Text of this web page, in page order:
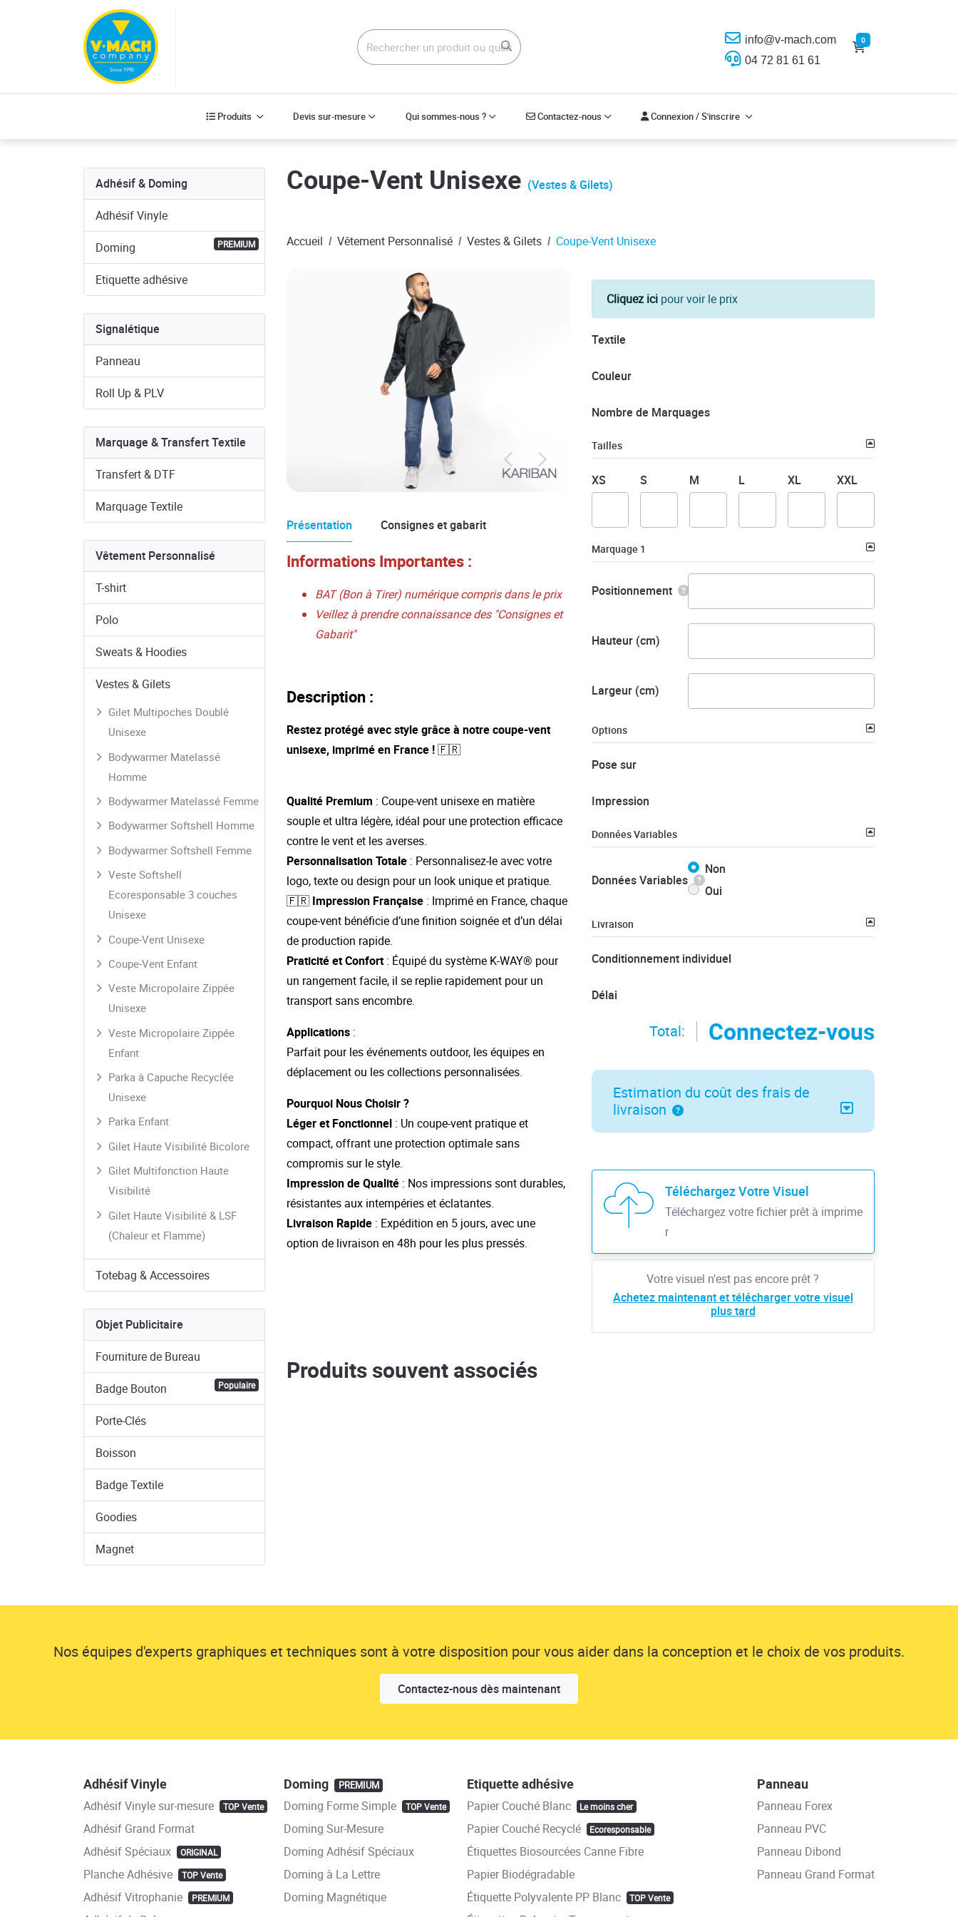
info@v-mach.com
04 72 81 61 61
0
Produits
Produits Devis sur-mesure Qui sommes-nous ? Contactez-nous
Contactez-nous Connexion / S'inscrire
Connexion / S'inscrire
Adhésif & Doming
Adhésif Vinyle
Doming PREMIUM
Etiquette adhésive
Signalétique
Panneau
Roll Up & PLV
Marquage & Transfert Textile
Transfert & DTF
Marquage Textile
Vêtement Personnalisé
T-shirt
Polo
Sweats & Hoodies
Vestes & Gilets
Gilet Multipoches Doublé
Unisexe
Bodywarmer Matelassé
Homme
Bodywarmer Matelassé Femme
Bodywarmer Softshell Homme
Bodywarmer Softshell Femme
Veste Softshell
Ecoresponsable 3 couches
Unisexe
Coupe-Vent Unisexe
Coupe-Vent Enfant
Veste Micropolaire Zippée
Unisexe
Veste Micropolaire Zippée
Enfant
Parka à Capuche Recyclée
Unisexe
Parka Enfant
Gilet Haute Visibilité Bicolore
Gilet Multifonction Haute
Visibilité
Gilet Haute Visibilité & LSF
(Chaleur et Flamme)
Totebag & Accessoires
Objet Publicitaire
Fourniture de Bureau
Badge Bouton Populaire
Porte-Clés
Boisson
Badge Textile
Goodies
Magnet
Coupe-Vent Unisexe (Vestes & Gilets)
Accueil Vêtement Personnalisé Vestes & Gilets Coupe-Vent Unisexe
Présentation Consignes et gabarit
Informations Importantes :
BAT (Bon à Tirer) numérique compris dans le prix
Veillez à prendre connaissance des "Consignes et
Gabarit"
Description :
Restez protégé avec style grâce à notre coupe-vent
unisexe, imprimé en France ! 🇫🇷
Qualité Premium : Coupe-vent unisexe en matière
souple et ultra légère, idéal pour une protection efficace
contre le vent et les averses.
Personnalisation Totale : Personnalisez-le avec votre
logo, texte ou design pour un look unique et pratique.
🇫🇷 Impression Française : Imprimé en France, chaque
coupe-vent bénéficie d’une finition soignée et d’un délai
de production rapide.
Praticité et Confort: Équipé du système K-WAY® pour
un rangement facile, il se replie rapidement pour un
transport sans encombre.
Applications :
Parfait pour les événements outdoor, les équipes en
déplacement ou les collections personnalisées.
Pourquoi Nous Choisir ?
Léger et Fonctionnel : Un coupe-vent pratique et
compact, offrant une protection optimale sans
compromis sur le style.
Impression de Qualité : Nos impressions sont durables,
résistantes aux intempéries et éclatantes.
Livraison Rapide : Expédition en 5 jours, avec une
option de livraison en 48h pour les plus pressés.
Cliquez icipour voir le prix
Textile
Couleur
Nombre de Marquages
Tailles
XS S M L XL XXL
Marquage 1
Positionnement
Hauteur (cm)
Largeur (cm)
Options
Pose sur
Impression
Données Variables
Données Variables
Non
Oui
Livraison
Conditionnement individuel
Délai
Total: Connectez-vous
Estimation du coût des frais de
livraison
Téléchargez Votre Visuel
Téléchargez votre fichier prêt à imprime
r
Votre visuel n'est pas encore prêt ?
Achetez maintenant et télécharger votre visuel
plus tard
Produits souvent associés
Nos équipes d'experts graphiques et techniques sont à votre disposition pour vous aider dans la conception et le choix de vos produits.
Contactez-nous dès maintenant
Adhésif Vinyle
Adhésif Vinyle sur-mesure TOP Vente
Adhésif Grand Format
Adhésif Spéciaux
ORIGINAL
Planche Adhésive TOP Vente
Adhésif Vitrophanie PREMIUM
Doming PREMIUM
Doming Forme Simple TOP Vente
Doming Sur-Mesure
Doming Adhésif Spéciaux
Doming à La Lettre
Doming Magnétique
Etiquette adhésive
Papier Couché Blanc Le moins cher
Papier Couché Recyclé Ecoresponsable
Étiquettes Biosourcées Canne Fibre
Papier Biodégradable
Étiquette Polyvalente PP Blanc
TOP Vente
Panneau
Panneau Forex
Panneau PVC
Panneau Dibond
Panneau Grand Format